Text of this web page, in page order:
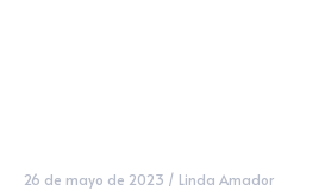
26 de mayo de 2023 / Linda Amador